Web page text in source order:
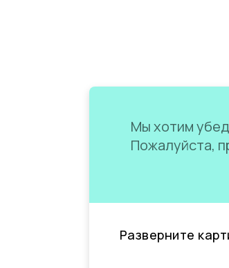
Мы хотим
Пожалуйста,
Разверните